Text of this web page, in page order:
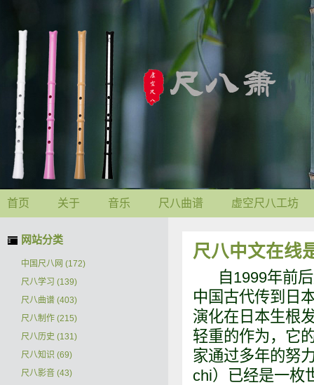
首页 关于 音乐 尺八曲谱 虚空尺八工坊
尺八中文在线
自1999年前后
中国古代传到日
演化在日本生根
轻重的作为，它
家通过多年的努
chi）已经是一枚
网站分类
中国尺八网 (172)
尺八学习 (139)
尺八曲谱 (403)
尺八制作 (215)
尺八历史 (131)
尺八知识 (69)
尺八影音 (43)